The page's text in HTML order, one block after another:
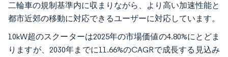
二輪車の規制基準内に収まりながら、より高い加速性能と
都市近郊の移動に対応できるユーザーに対応しています。
10kW超のスクーターは2025年の市場価値の4.80%にとどま
りますが、2030年までに11.66%のCAGRで成長する見込み